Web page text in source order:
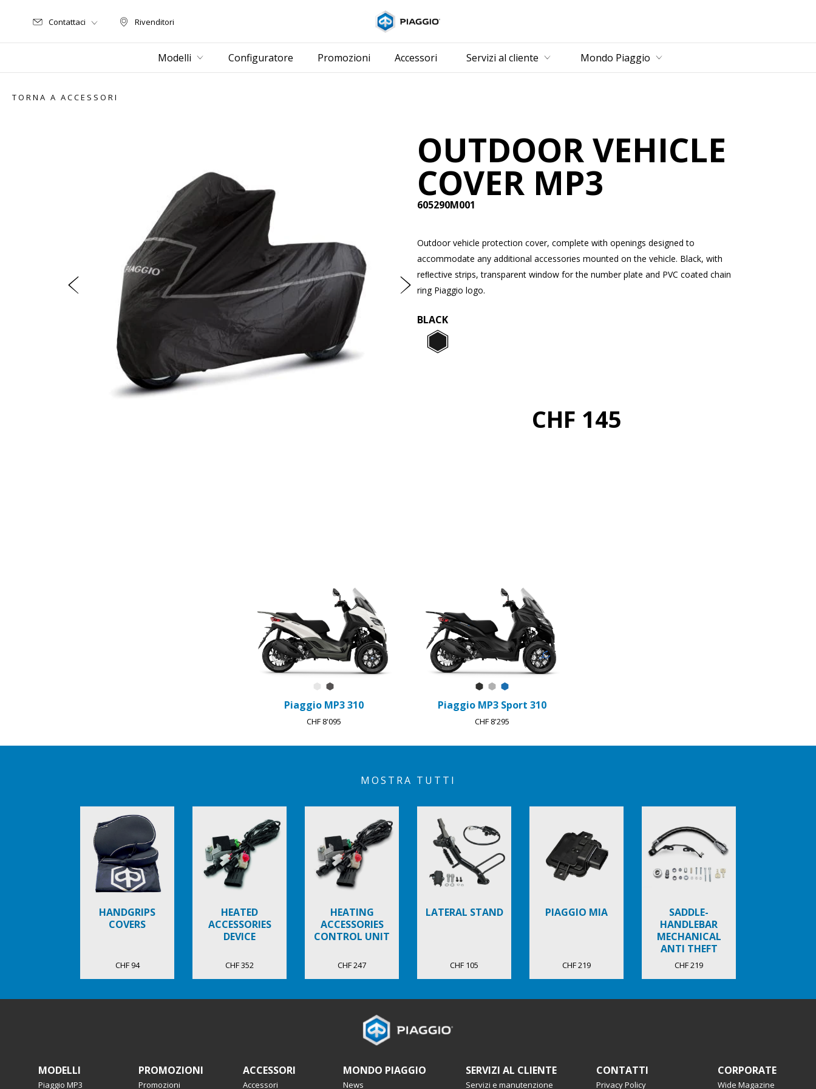
Rivenditori
Rivenditori
Contattaci
Modelli Configuratore Promozioni Accessori Servizi al cliente Mondo Piaggio
TORNA A ACCESSORI
OUTDOOR VEHICLE
COVER MP3
605290M001
Outdoor vehicle protection cover, complete with openings designed to
accommodate any additional accessories mounted on the vehicle. Black, with
reﬂective strips, transparent window for the number plate and PVC coated chain
ring Piaggio logo.
BLACK
Precedente Successivo
CHF 145
Bianco Luna
Piaggio MP3 310
CHF 8'095
Nero Meteora
Grigio Mercurio
Piaggio MP3 Sport 310
CHF 8'295
MOSTRA TUTTI
HANDGRIPS
COVERS
CHF 94
HEATED
ACCESSORIES
DEVICE
CHF 352
HEATING
ACCESSORIES
CONTROL UNIT
CHF 247
LATERAL STAND
CHF 105
PIAGGIO MIA
CHF 219
SADDLE-
HANDLEBAR
MECHANICAL
ANTI THEFT
NEW BEVERLY
CHF 219
Item
MODELLI
Piaggio MP3
PROMOZIONI
Promozioni
ACCESSORI
Accessori
MONDO PIAGGIO
News
SERVIZI AL CLIENTE
Servizi e manutenzione
CONTATTI
Privacy Policy
CORPORATE
Wide Magazine